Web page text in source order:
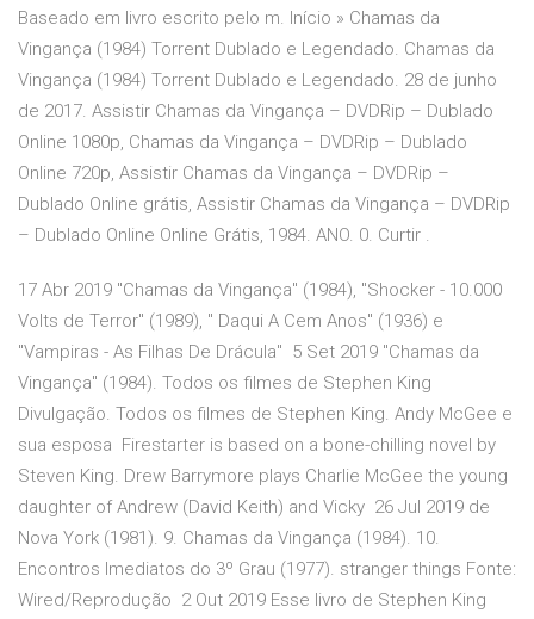
Baseado em livro escrito pelo m. Início » Chamas da
Vingança (1984) Torrent Dublado e Legendado. Chamas da
Vingança (1984) Torrent Dublado e Legendado. 28 de junho
de 2017. Assistir Chamas da Vingança – DVDRip – Dublado
Online 1080p, Chamas da Vingança – DVDRip – Dublado
Online 720p, Assistir Chamas da Vingança – DVDRip –
Dublado Online grátis, Assistir Chamas da Vingança – DVDRip
– Dublado Online Online Grátis, 1984. ANO. 0. Curtir .
17 Abr 2019 "Chamas da Vingança" (1984), "Shocker - 10.000
Volts de Terror" (1989), " Daqui A Cem Anos" (1936) e
"Vampiras - As Filhas De Drácula" 5 Set 2019 "Chamas da
Vingança" (1984). Todos os filmes de Stephen King
Divulgação. Todos os filmes de Stephen King. Andy McGee e
sua esposa Firestarter is based on a bone-chilling novel by
Steven King. Drew Barrymore plays Charlie McGee the young
daughter of Andrew (David Keith) and Vicky 26 Jul 2019 de
Nova York (1981). 9. Chamas da Vingança (1984). 10.
Encontros Imediatos do 3º Grau (1977). stranger things Fonte:
Wired/Reprodução 2 Out 2019 Esse livro de Stephen King